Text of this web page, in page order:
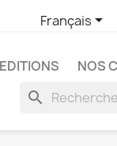
Français
NOS
search